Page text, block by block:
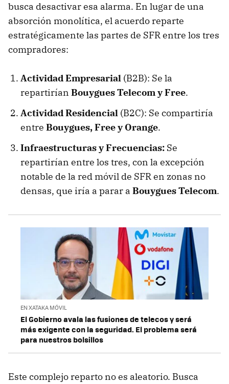
busca desactivar esa alarma. En lugar de una
absorción monolítica, el acuerdo reparte
estratégicamente las partes de SFR entre los tres
compradores:
Actividad Empresarial (B2B): Se la
repartirían Bouygues Telecom y Free.
Actividad Residencial (B2C): Se compartiría
entre Bouygues, Free y Orange.
Infraestructuras y Frecuencias: Se
repartirían entre los tres, con la excepción
notable de la red móvil de SFR en zonas no
densas, que iría a parar a Bouygues Telecom.
EN XATAKA MÓVIL
El Gobierno avala las fusiones de telecos y será
más exigente con la seguridad. El problema será
para nuestros bolsillos
Este complejo reparto no es aleatorio. Busca